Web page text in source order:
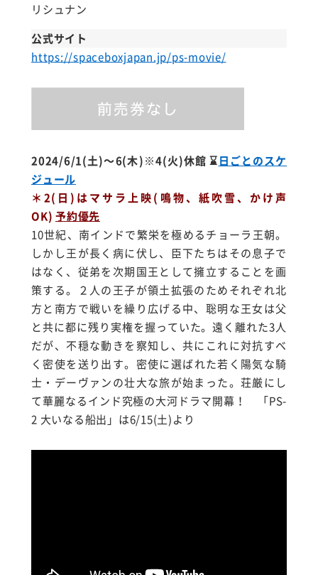
リシュナン
公式サイト
https://spaceboxjapan.jp/ps-movie/
2024/6/1(土)～6(木)※4(火)休館 ⌛日ごとのスケ
ジュール
＊2(日)はマサラ上映(鳴物、紙吹雪、かけ声
OK) 予約優先
10世紀、南インドで繁栄を極めるチョーラ王朝。
しかし王が長く病に伏し、臣下たちはその息子で
はなく、従弟を次期国王として擁立することを画
策する。２人の王子が領土拡張のためそれぞれ北
方と南方で戦いを繰り広げる中、聡明な王女は父
と共に都に残り実権を握っていた。遠く離れた3人
だが、不穏な動きを察知し、共にこれに対抗すべ
く密使を送り出す。 密使に選ばれた若く陽気な騎
士・デーヴァンの壮大な旅が始まった。荘厳にし
て華麗なるインド究極の大河ドラマ開幕！ 「PS-
2 大いなる船出」は6/15(土)より